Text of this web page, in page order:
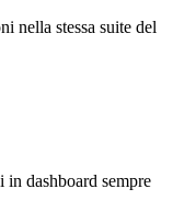
nella stessa suite del
dashboard sempre